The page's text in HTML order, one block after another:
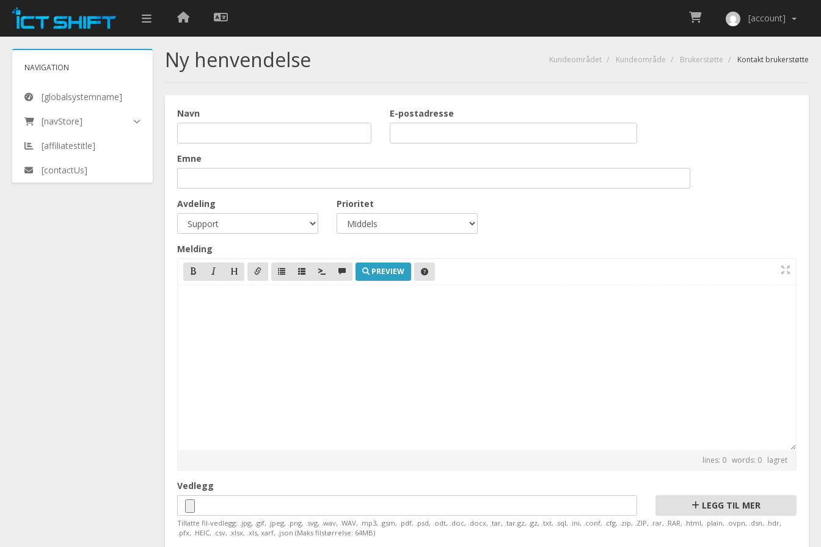
[account]
NAVIGATION
[globalsystemname]
[navStore]
[affiliatestitle]
[contactUs]
Ny henvendelse Kundeområdet Kundeområde Brukerstøtte Kontakt brukerstøtte
Navn E-postadresse
Emne
Avdeling Prioritet
Melding
PREVIEW
lines: 0 words: 0 lagret
Vedlegg
LEGG TIL MER
Tillatte fil-vedlegg: .jpg, .gif, .jpeg, .png, .svg, .wav, .WAV, .mp3, .gsm, .pdf, .psd, .odt, .doc, .docx, .tar, .tar.gz, .gz, .txt, .sql, .ini, .conf, .cfg, .zip, .ZIP, .rar, .RAR, .html, .plain, .ovpn, .dsn, .hdr,
.pfx, .HEIC, .csv, .xlsx, .xls, xarf, .json (Maks filstørrelse: 64MB)